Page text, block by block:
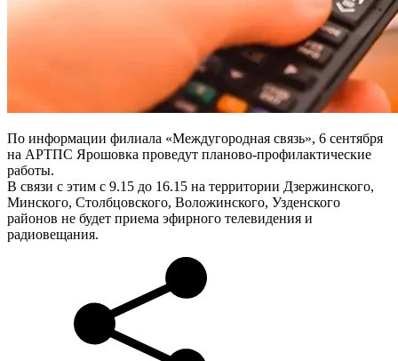
По информации филиала «Междугородная связь», 6 сентября
на АРТПС Ярошовка проведут планово-профилактические
работы.
В связи с этим с 9.15 до 16.15 на территории Дзержинского,
Минского, Столбцовского, Воложинского, Узденского
районов не будет приема эфирного телевидения и
радиовещания.